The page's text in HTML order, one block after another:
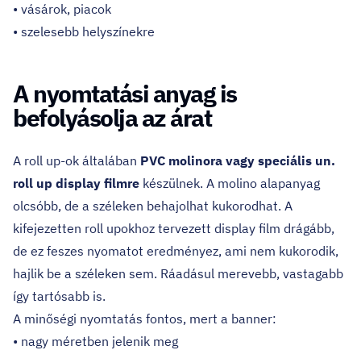
• vásárok, piacok
• szelesebb helyszínekre
A nyomtatási anyag is
befolyásolja az árat
A roll up-ok általában PVC molinora vagy speciális un.
roll up display filmre készülnek. A molino alapanyag
olcsóbb, de a széleken behajolhat kukorodhat. A
kifejezetten roll upokhoz tervezett display film drágább,
de ez feszes nyomatot eredményez, ami nem kukorodik,
hajlik be a széleken sem. Ráadásul merevebb, vastagabb
így tartósabb is.
A minőségi nyomtatás fontos, mert a banner:
• nagy méretben jelenik meg